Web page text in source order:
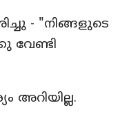
- "നിങ്ങളുടെ
വേണ്ടി
അറിയില്ല.